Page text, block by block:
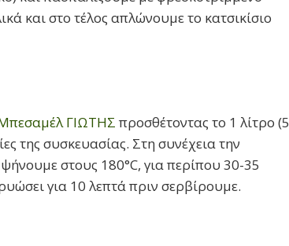
και στο τέλος απλώνουμε το κατσικίσιο
ΓΙΩΤΗΣ προσθέτοντας το 1 λίτρο (5
της συσκευασίας. Στη συνέχεια την
στους 180°C, για περίπου 30-35
για 10 λεπτά πριν σερβίρουμε.